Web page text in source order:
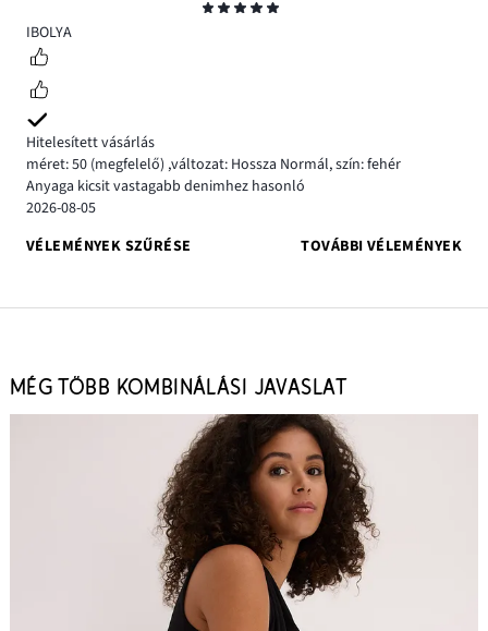
5
IBOLYA
Hitelesített vásárlás
méret: 50 (megfelelő) ,változat: Hossza Normál,szín: fehér
Anyaga kicsit vastagabb denimhez hasonló
2026-08-05
VÉLEMÉNYEK SZŰRÉSE
TOVÁBBI VÉLEMÉNYEK
MÉG TÖBB KOMBINÁLÁSI JAVASLAT